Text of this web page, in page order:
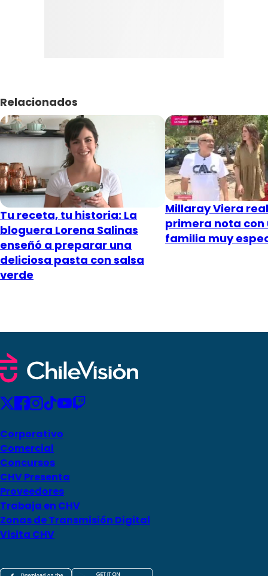
Relacionados
Tu receta, tu historia: La
bloguera Lorena Salinas
enseñó a preparar una
deliciosa pasta con salsa
verde
Millaray Viera
primera nota con
familia muy
Corporativo
Comercial
Concursos
CHV Presenta
Proveedores
Trabaja en CHV
Zonas de Transmisión Digital
Visita CHV